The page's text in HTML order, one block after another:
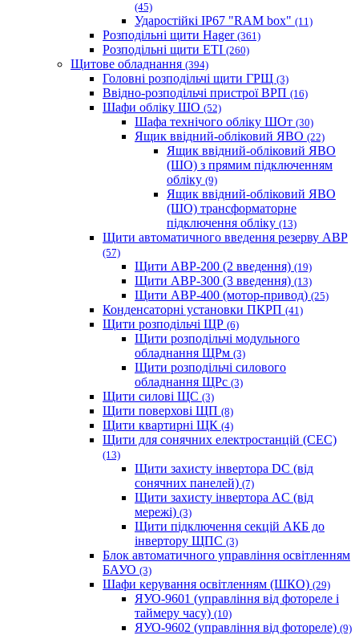
(45)
Ударостійкі IP67 "RAM box" (11)
Розподільні щити Hager (361)
Розподільні щити ETI (260)
Щитове обладнання (394)
Головні розподільчі щити ГРЩ (3)
Ввідно-розподільчі пристрої ВРП (16)
Шафи обліку ШО (52)
Шафа технічого обліку ШОт (30)
Ящик ввідний-обліковий ЯВО (22)
Ящик ввідний-обліковий ЯВО
(ШО) з прямим підключенням
обліку (9)
Ящик ввідний-обліковий ЯВО
(ШО) трансформаторне
підключення обліку (13)
Щити автоматичного введення резерву АВР
(57)
Щити АВР-200 (2 введення) (19)
Щити АВР-300 (3 введення) (13)
Щити АВР-400 (мотор-привод) (25)
Конденсаторні установки ПКРП (41)
Щити розподільчі ЩР (6)
Щити розподільчі модульного
обладнання ЩРм (3)
Щити розподільчі силового
обладнання ЩРс (3)
Щити силові ЩС (3)
Щити поверхові ЩП (8)
Щити квартирні ЩК (4)
Щити для сонячних електростанцій (СЕС)
(13)
Щити захисту інвертора DC (від
сонячних панелей) (7)
Щити захисту інвертора AC (від
мережі) (3)
Щити підключення секцій АКБ до
інвертору ЩПС (3)
Блок автоматичного управління освітленням
БАУО (3)
Шафи керування освітленням (ШКО) (29)
ЯУО-9601 (управління від фотореле і
таймеру часу) (10)
ЯУО-9602 (управління від фотореле) (9)